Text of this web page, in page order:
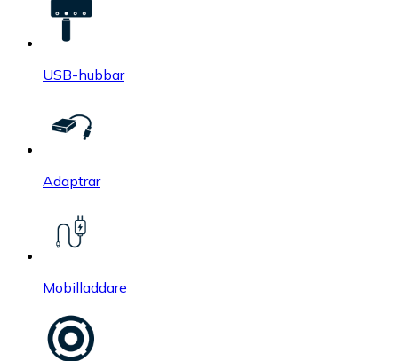
USB-hubbar
Adaptrar
Mobilladdare